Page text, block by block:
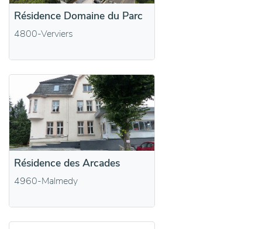
Résidence Domaine du Parc
4800-Verviers
Résidence des Arcades
4960-Malmedy